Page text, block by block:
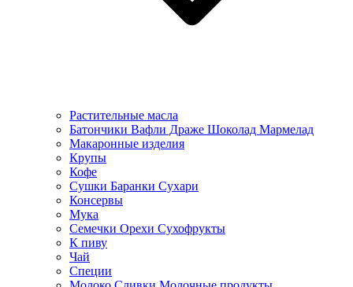
Растительные масла
Батончики Вафли Драже Шоколад Мармелад
Макаронные изделия
Крупы
Кофе
Сушки Баранки Сухари
Консервы
Мука
Семечки Орехи Сухофрукты
К пиву
Чай
Специи